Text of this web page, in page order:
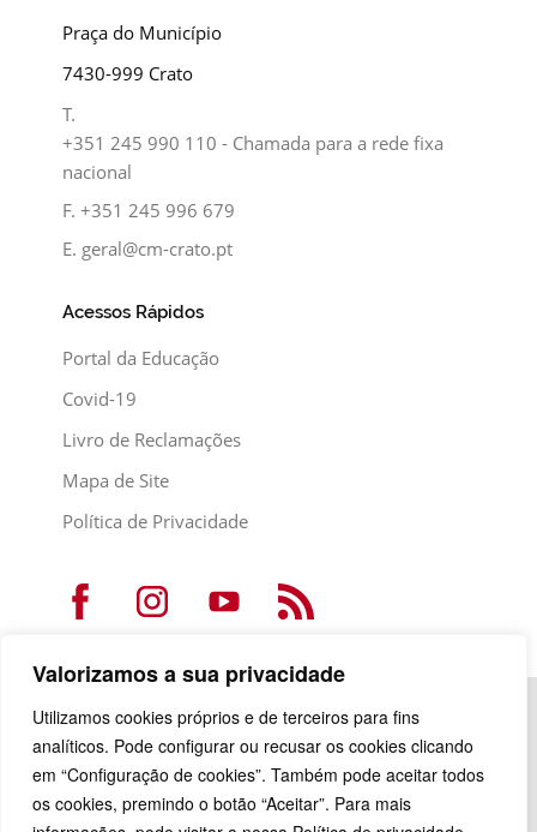
Valorizamos a sua privacidade
Utilizamos cookies próprios e de terceiros para fins
analíticos. Pode configurar ou recusar os cookies clicando
em “Configuração de cookies”. Também pode aceitar todos
os cookies, premindo o botão “Aceitar”. Para mais
Praça do Município
7430-999 Crato
T.
+351 245 990 110 - Chamada para a rede fixa
nacional
F.+351 245 996 679
E. geral@cm-crato.pt
Acessos Rápidos
Portal da Educação
Covid-19
Livro de Reclamações
Mapa de Site
Política de Privacidade